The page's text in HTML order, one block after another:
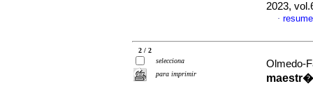
2023,
·
2 / 2
selecciona
para imprimir
Olmedo-